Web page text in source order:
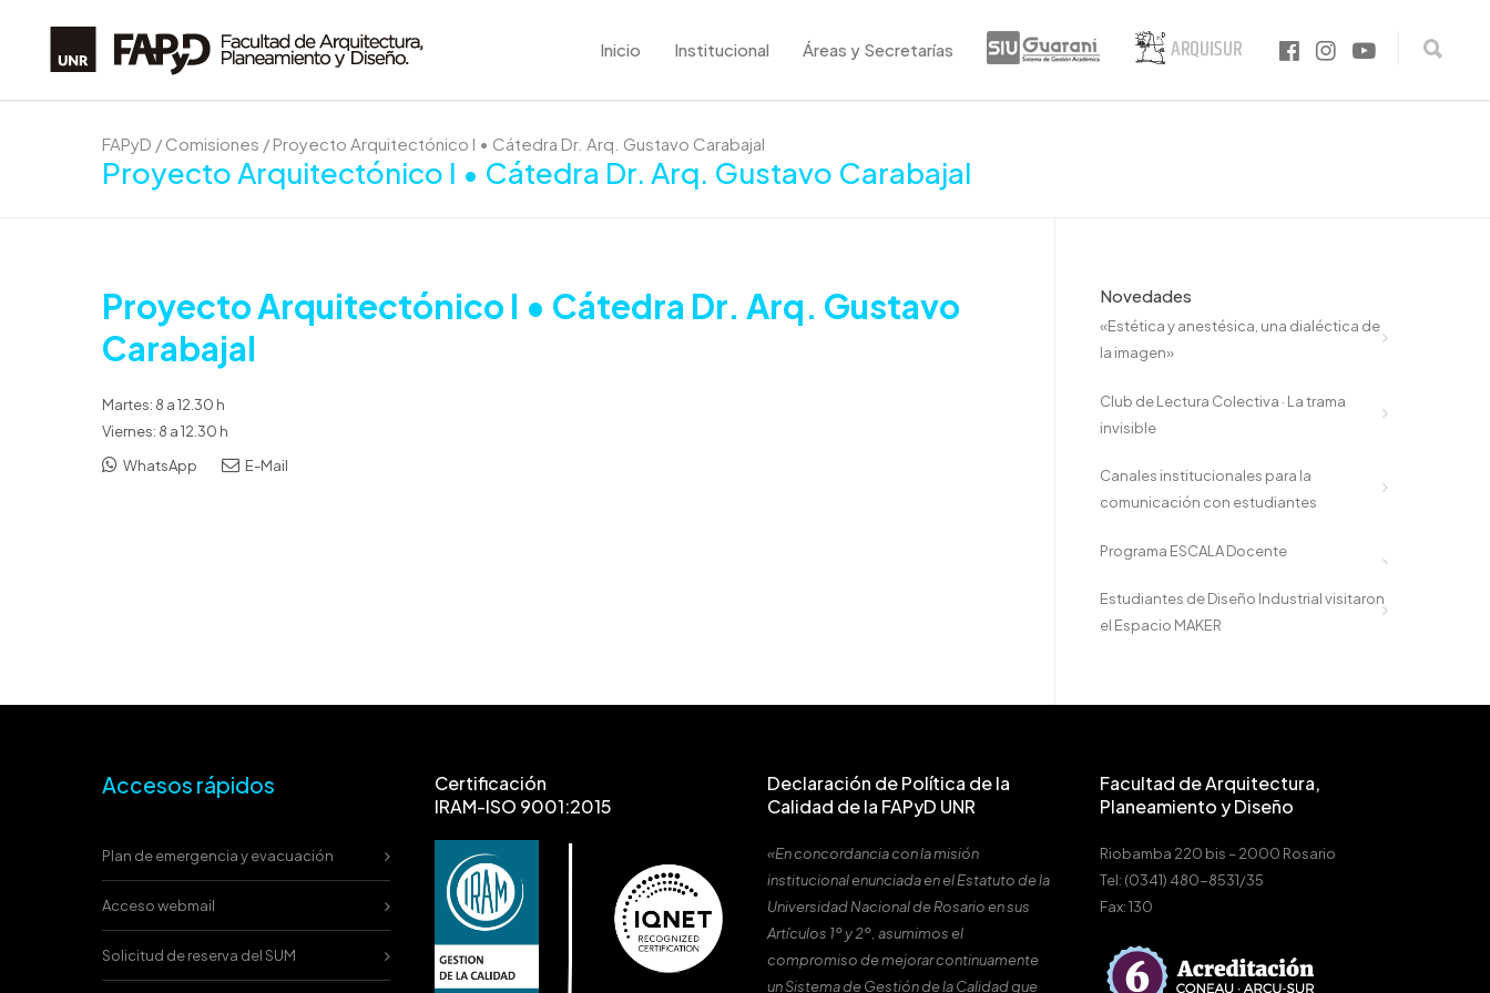
Inicio Institucional Áreas y Secretarías
FAPyD / Comisiones / Proyecto Arquitectónico I • Cátedra Dr. Arq. Gustavo Carabajal
Proyecto Arquitectónico I • Cátedra Dr. Arq. Gustavo Carabajal
Proyecto Arquitectónico I • Cátedra Dr. Arq. Gustavo
Carabajal
Martes: 8 a 12.30 h
Viernes: 8 a 12.30 h
WhatsApp
E-Mail
Novedades
«Estética y anestésica, una dialéctica de
la imagen»
Club de Lectura Colectiva · La trama
invisible
Canales institucionales para la
comunicación con estudiantes
Programa ESCALA Docente
Estudiantes de Diseño Industrial visitaron
el Espacio MAKER
Accesos rápidos
Plan de emergencia y evacuación
Acceso webmail
Solicitud de reserva del SUM
Certificación
IRAM-ISO 9001:2015
Declaración de Política de la
Calidad de la FAPyD UNR
«En concordancia con la misión
institucional enunciada en el Estatuto de la
Universidad Nacional de Rosario en sus
Artículos 1º y 2º, asumimos el
compromiso de mejorar continuamente
un Sistema de Gestión de la Calidad que
Facultad de Arquitectura,
Planeamiento y Diseño
Riobamba 220 bis – 2000 Rosario
Tel: (0341) 480-8531/35
Fax: 130